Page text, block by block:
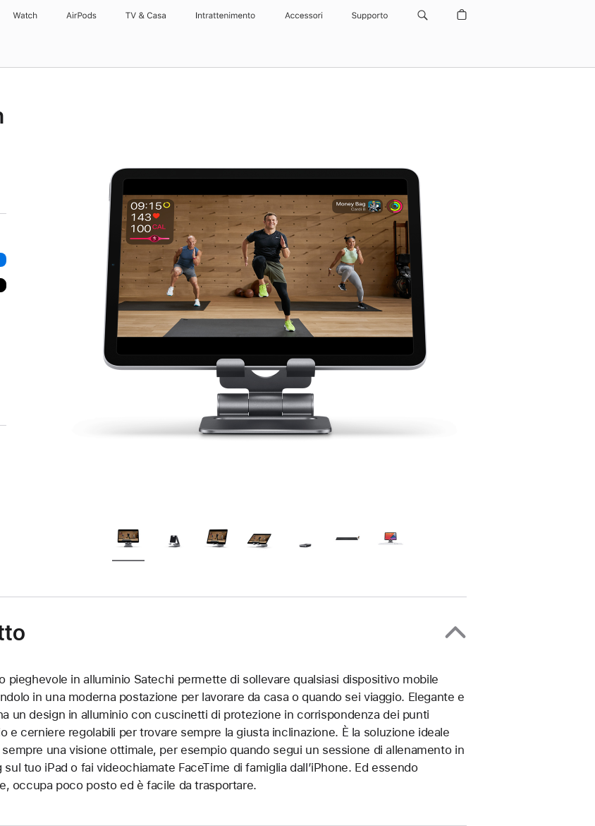
Watch AirPods TV & Casa Intrattenimento Accessori Supporto
pieghevole in alluminio Satechi permette di sollevare qualsiasi dispositivo mobile
in una moderna postazione per lavorare da casa o quando sei viaggio. Elegante e
un design in alluminio con cuscinetti di protezione in corrispondenza dei punti
e cerniere regolabili per trovare sempre la giusta inclinazione. È la soluzione ideale
una visione ottimale, per esempio quando segui un sessione di allenamento in
sul tuo iPad o fai videochiamate FaceTime di famiglia dall’iPhone. Ed essendo
occupa poco posto ed è facile da trasportare.